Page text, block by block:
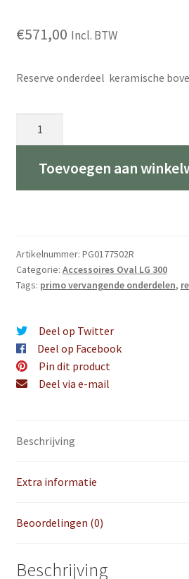
€571,00 Incl. BTW
Reserve onderdeel keramische
Keramische
bovenkant
Toevoegen aan
Artikelnummer: PG0177502R
Categorie: Accessoires Oval LG 300
Tags: primo vervangende onderdelen,
Deel op Twitter
Deel op Facebook
Pin dit product
Deel via e-mail
Beschrijving
Extra informatie
Beoordelingen (0)
Beschrijving